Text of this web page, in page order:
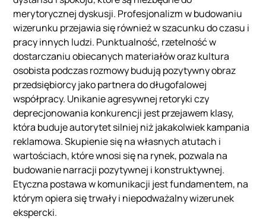
merytorycznej dyskusji. Profesjonalizm w budowaniu
wizerunku przejawia się również w szacunku do czasu i
pracy innych ludzi. Punktualność, rzetelność w
dostarczaniu obiecanych materiałów oraz kultura
osobista podczas rozmowy budują pozytywny obraz
przedsiębiorcy jako partnera do długofalowej
współpracy. Unikanie agresywnej retoryki czy
deprecjonowania konkurencji jest przejawem klasy,
która buduje autorytet silniej niż jakakolwiek kampania
reklamowa. Skupienie się na własnych atutach i
wartościach, które wnosi się na rynek, pozwala na
budowanie narracji pozytywnej i konstruktywnej.
Etyczna postawa w komunikacji jest fundamentem, na
którym opiera się trwały i niepodważalny wizerunek
ekspercki.